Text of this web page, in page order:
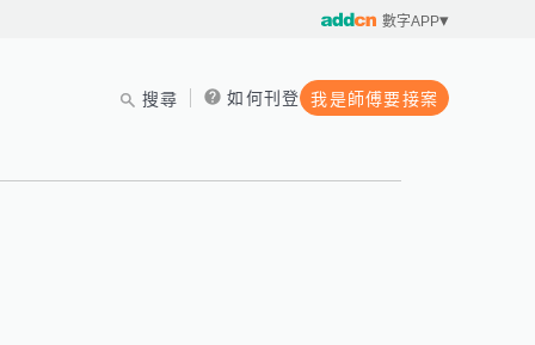
數字APP
搜尋 如何刊登 我是師傅要接案